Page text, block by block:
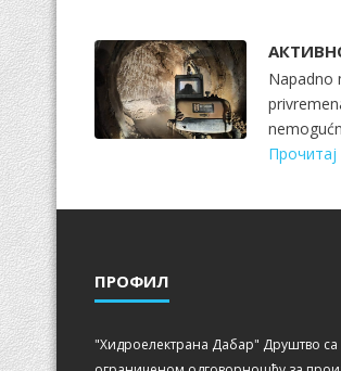
Napadno
Прочитај
ПРОФИЛ
"Хидроелектрана Дабар" Друштво са